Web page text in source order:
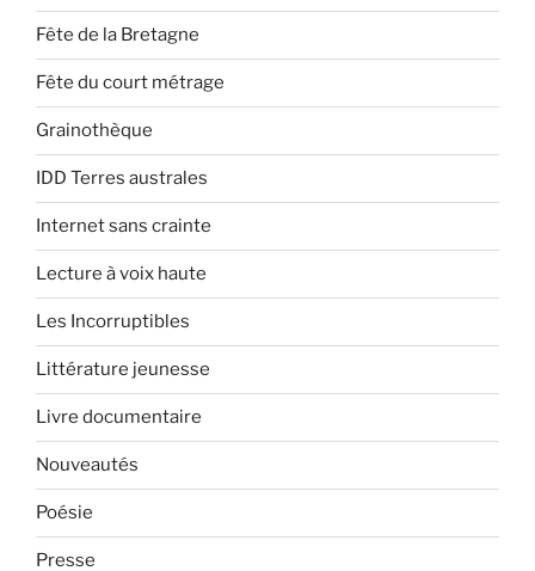
Fête de la Bretagne
Fête du court métrage
Grainothèque
IDD Terres australes
Internet sans crainte
Lecture à voix haute
Les Incorruptibles
Littérature jeunesse
Livre documentaire
Nouveautés
Poésie
Presse